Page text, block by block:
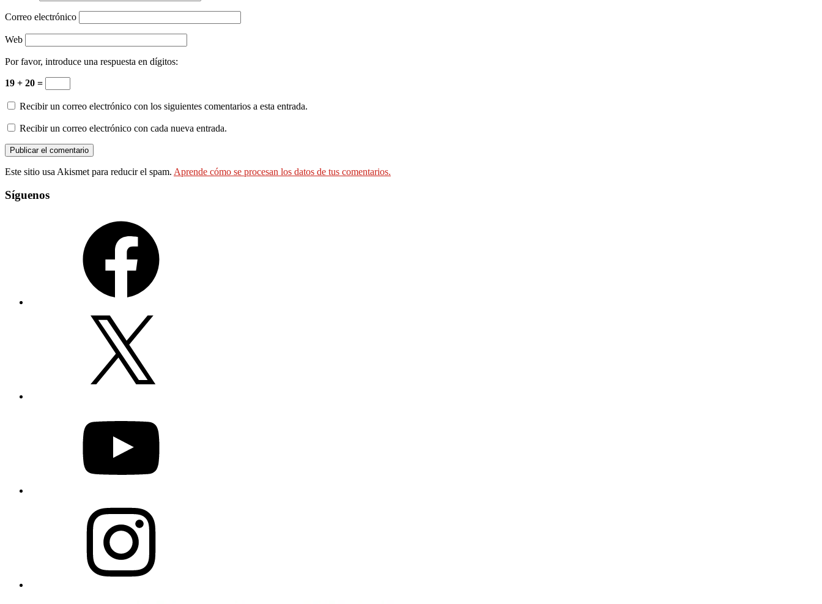
Correo electrónico
Web
Por favor, introduce una respuesta en dígitos:
19 + 20 =
Recibir un correo electrónico con los siguientes comentarios a esta entrada.
Recibir un correo electrónico con cada nueva entrada.
Este sitio usa Akismet para reducir el spam. Aprende cómo se procesan los datos de tus comentarios.
Síguenos